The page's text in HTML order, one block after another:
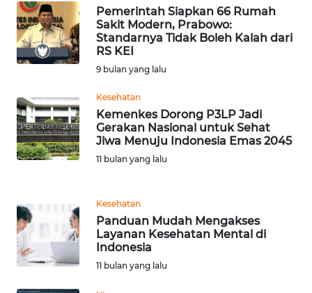
Pemerintah Siapkan 66 Rumah
Sakit Modern, Prabowo:
Standarnya Tidak Boleh Kalah dari
RS KEI
9 bulan yang lalu
Kesehatan
Kemenkes Dorong P3LP Jadi
Gerakan Nasional untuk Sehat
Jiwa Menuju Indonesia Emas 2045
11 bulan yang lalu
Kesehatan
Panduan Mudah Mengakses
Layanan Kesehatan Mental di
Indonesia
11 bulan yang lalu
BANTEN
WN
NTT
WN
KEPRI
WN
PAPUA
PAPUA
BARAT
WN